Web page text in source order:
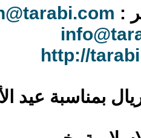
:
http://